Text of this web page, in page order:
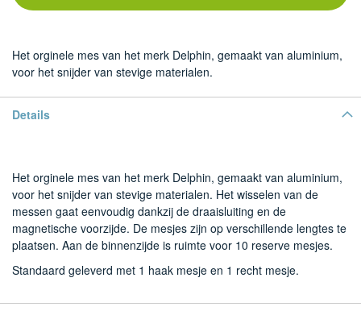
Het orginele mes van het merk Delphin, gemaakt van aluminium,
voor het snijder van stevige materialen.
Details
Het orginele mes van het merk Delphin, gemaakt van aluminium,
voor het snijder van stevige materialen. Het wisselen van de
messen gaat eenvoudig dankzij de draaisluiting en de
magnetische voorzijde. De mesjes zijn op verschillende lengtes te
plaatsen. Aan de binnenzijde is ruimte voor 10 reserve mesjes.
Standaard geleverd met 1 haak mesje en 1 recht mesje.